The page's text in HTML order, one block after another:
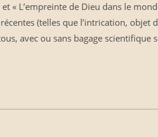
« L’empreinte de Dieu dans le
(telles que l’intrication,
avec ou sans bagage scientifique